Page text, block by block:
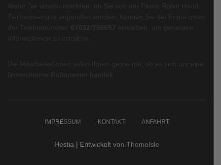
IMPRESSUM KONTAKT ANFAHRT
Hestia | Entwickelt von ThemeIsle